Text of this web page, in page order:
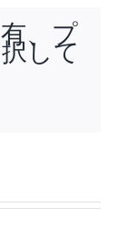
す
る
に
、プ
して